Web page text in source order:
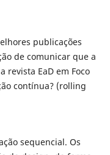
publicações
de comunicar que a
revista EaD em Foco
contínua? (rolling
sequencial. Os